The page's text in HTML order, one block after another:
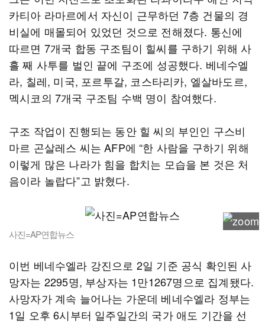
카티아 라마르에서 자신이 근무하던 7층 건물의 경
비실에 매몰되어 있었던 것으로 전해졌다. 통신에
따르면 7개국 합동 구조팀이 힐씨를 구하기 위해 사
흘 째 사투를 벌인 끝에 구조에 성공했다. 베네수엘
라, 칠레, 미국, 포르투갈, 코스타리카, 엘살바도르,
멕시코의 7개국 구조팀 수백 명이 참여했다.
구조 작업이 진행되는 동안 힐 씨의 부인인 구스비
마르 곤살레스 씨는 AFP에 “한 사람을 구하기 위해
이렇게 많은 나라가 힘을 합치는 모습을 본 것은 처
음이라 놀랍다”고 밝혔다.
사진=AP연합뉴스
이번 베네수엘라 강진으로 2일 기준 공식 확인된 사
망자는 2295명, 부상자는 1만1267명으로 집계됐다.
사망자가 계속 늘어나는 가운데 베네수엘라 정부는
1일 오후 6시부터 일주일간의 국가 애도 기간을 선